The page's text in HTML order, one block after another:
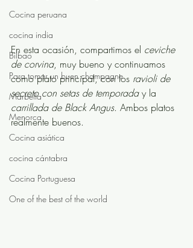
Cocina peruana
cocina india
Bilbao
Para tomar un buen champagne
Marbella
Menorca
Cocina asiática
cocina cántabra
Cocina Portuguesa
One of the best of the world
En esta ocasión, compartimos el ceviche
de corvina, muy bueno y continuamos
como plato principal, con los ravioli de
secreto con setas de temporada y la
carrillada de Black Angus. Ambos platos
realmente buenos.